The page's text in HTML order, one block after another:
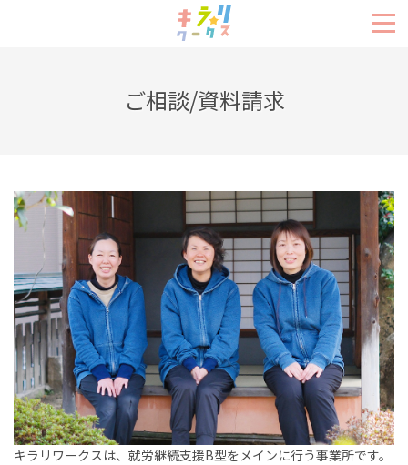
ご相談/資料請求
キラリワークスは、就労継続支援B型をメインに行う事業所です。